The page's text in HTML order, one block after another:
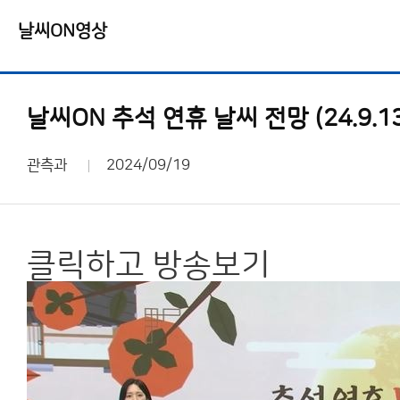
날씨ON영상
날씨ON 추석 연휴 날씨 전망
관측과 2024/09/19
클릭하고 방송보기